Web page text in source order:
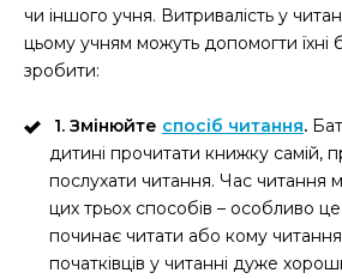
чи іншого учня. Витривалість у
цьому учням можуть допомогти
зробити:
1. Змінюйте спосіб читання.
дитині прочитати книжку самій,
послухати читання. Час читання
цих трьох способів – особливо
починає читати або кому
початківців у читанні дуже